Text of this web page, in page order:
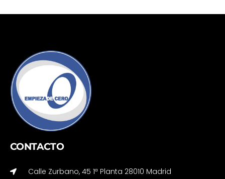
CONTACTO
Calle Zurbano, 45 1ª Planta 28010 Madrid